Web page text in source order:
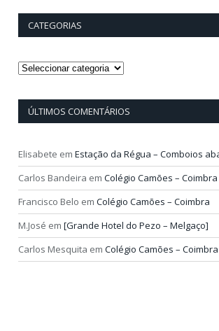
CATEGORIAS
Categorias
ÚLTIMOS COMENTÁRIOS
Elisabete em Estação da Régua – Comboios
Carlos Bandeira em Colégio Camões – Coimbra
Francisco Belo em Colégio Camões – Coimbra
M.José em [Grande Hotel do Pezo – Melgaço]
Carlos Mesquita em Colégio Camões – Coimbra